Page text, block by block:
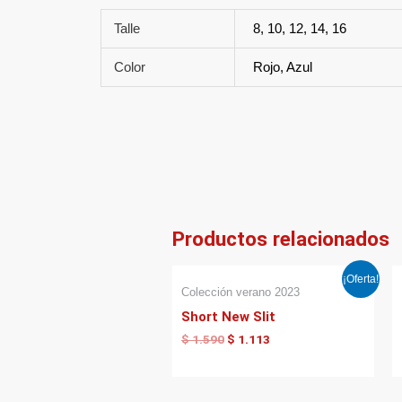
Talle 8, 10, 12, 14, 16
Color Rojo, Azul
Productos relacionados
¡Oferta!
Colección verano 2023
Short New Slit
$1.590
precio
era:
$ 1.590.
$ 1.113
precio
es: